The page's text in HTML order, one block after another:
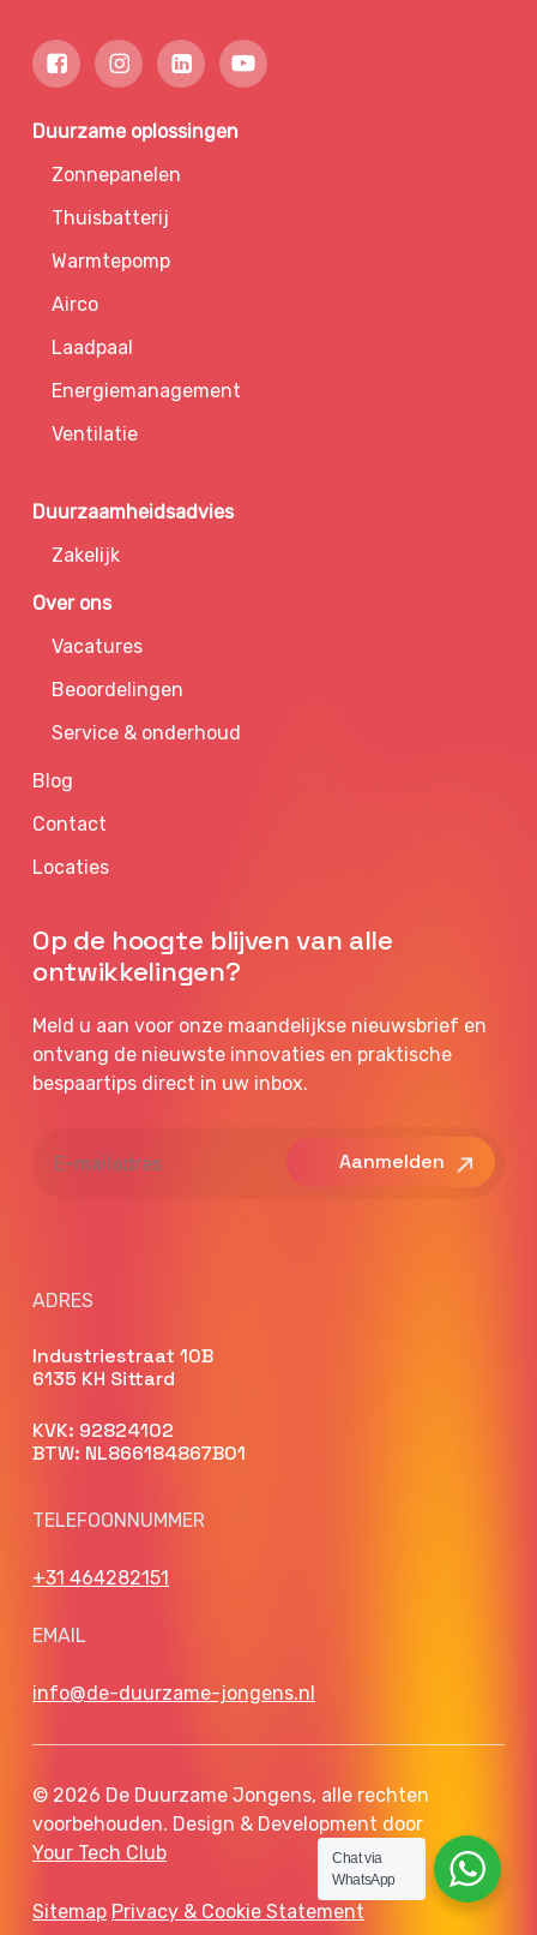
Duurzame oplossingen
Zonnepanelen
Thuisbatterij
Warmtepomp
Airco
Laadpaal
Energiemanagement
Ventilatie
Duurzaamheidsadvies
Zakelijk
Over ons
Vacatures
Beoordelingen
Service & onderhoud
Blog
Contact
Locaties
Op de hoogte blijven van alle
ontwikkelingen?
Meld u aan voor onze maandelijkse nieuwsbrief en
ontvang de nieuwste innovaties en praktische
bespaartips direct in uw inbox.
mailadres
ADRES
Industriestraat 10B
6135 KH Sittard
KVK: 92824102
BTW: NL866184867B01
TELEFOONNUMMER
+31 464282151
EMAIL
info@de-duurzame-jongens.nl
© 2026 De Duurzame Jongens, alle rechten
voorbehouden. Design & Development door
Your Tech Club
Sitemap Privacy & Cookie Statement
Chat via
WhatsApp